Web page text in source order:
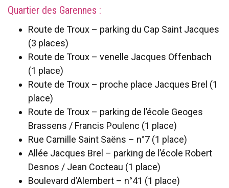
Quartier des Garennes :
Route de Troux – parking du Cap Saint Jacques
(3 places)
Route de Troux – venelle Jacques Offenbach
(1 place)
Route de Troux – proche place Jacques Brel (1
place)
Route de Troux – parking de l’école Geoges
Brassens / Francis Poulenc (1 place)
Rue Camille Saint Saëns – n°7 (1 place)
Allée Jacques Brel – parking de l’école Robert
Desnos / Jean Cocteau (1 place)
Boulevard d’Alembert – n°41 (1 place)